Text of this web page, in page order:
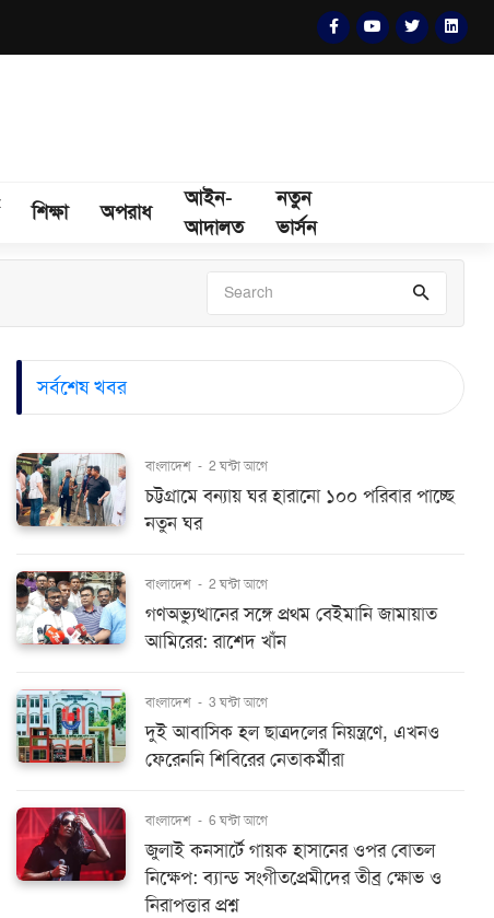
শিক্ষা অপরাধ
আইন-
আদালত
নতুন
ভার্সন
সর্বশেষ খবর
বাংলাদেশ - 2 ঘন্টা আগে
চট্টগ্রামে বন্যায় ঘর হারানো ১০০ পরিবার পাচ্ছে
নতুন ঘর
বাংলাদেশ - 2 ঘন্টা আগে
গণঅভ্যুত্থানের সঙ্গে প্রথম বেইমানি জামায়াত
আমিরের: রাশেদ খাঁন
বাংলাদেশ - 3 ঘন্টা আগে
দুই আবাসিক হল ছাত্রদলের নিয়ন্ত্রণে, এখনও
ফেরেননি শিবিরের নেতাকর্মীরা
বাংলাদেশ - 6 ঘন্টা আগে
জুলাই কনসার্টে গায়ক হাসানের ওপর বোতল
নিক্ষেপ: ব্যান্ড সংগীতপ্রেমীদের তীব্র ক্ষোভ ও
নিরাপত্তার প্রশ্ন